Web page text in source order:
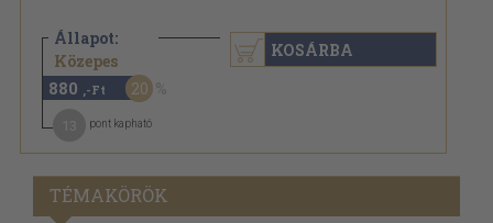
Állapot:
Közepes
1.110 Ft
880 ,-Ft 20
pont kapható
KOSÁRBA
TÉMAKÖRÖK